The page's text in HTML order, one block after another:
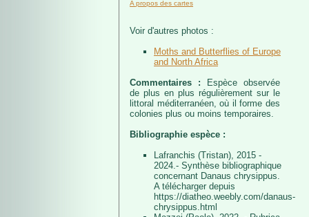
A propos des cartes
Voir d'autres photos :
Moths and Butterflies of Europe
and North Africa
Commentaires :
Espèce observée
de plus en plus régulièrement sur le
littoral méditerranéen, où il forme des
colonies plus ou moins temporaires.
Bibliographie espèce :
Lafranchis (Tristan), 2015 -
2024.- Synthèse bibliographique
concernant Danaus chrysippus.
A télécharger depuis
https://diatheo.weebly.com/danaus-
chrysippus.html